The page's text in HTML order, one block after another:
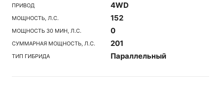
ПРИВОД 4WD
МОЩНОСТЬ, Л.С. 152
МОЩНОСТЬ 30 МИН, Л.С. 0
СУММАРНАЯ МОЩНОСТЬ, Л.С. 201
ТИП ГИБРИДА Параллельный